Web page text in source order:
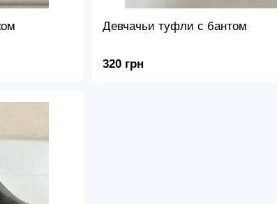
Девчачьи туфли с бантом
320 грн